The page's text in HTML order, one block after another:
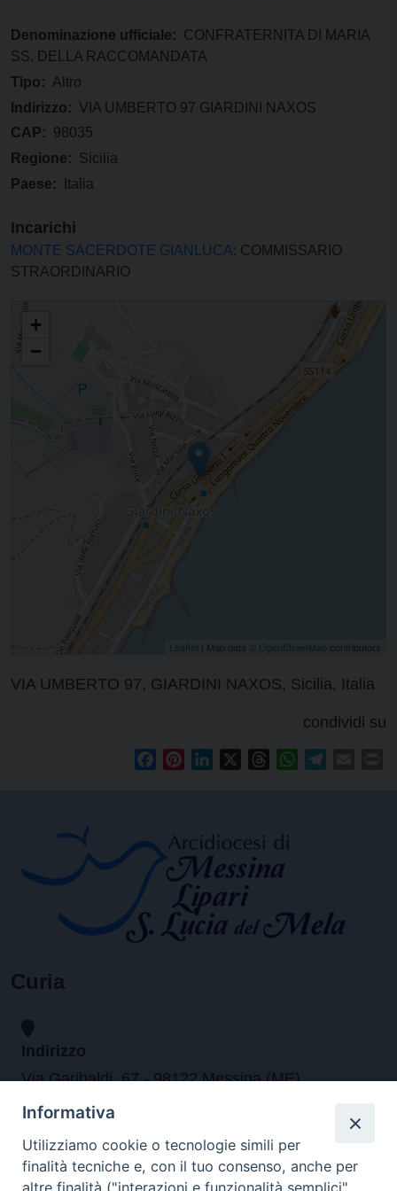
Denominazione ufficiale: CONFRATERNITA DI MARIA
SS. DELLA RACCOMANDATA
Tipo: Altro
Indirizzo: VIA UMBERTO 97 GIARDINI NAXOS
CAP: 98035
Regione: Sicilia
Paese:
Italia
Incarichi
MONTE SACERDOTE GIANLUCA: COMMISSARIO
STRAORDINARIO
CONFRATERNITA DI MARIA SS. DELLA RACCOMANDATA
+
−
Leaflet | Map data © OpenStreetMap contributors
VIA UMBERTO 97, GIARDINI NAXOS, Sicilia, Italia
condividi su
FacebookPinterestLinkedIn ThreadsWhatsApp
Curia
Indirizzo
Via Garibaldi, 67 - 98122 Messina (ME)
Orari
da lunedi al venerdi dalle ore 9.30 alle 12.30
Informativa
Utilizziamo cookie o tecnologie simili per
finalità tecniche e, con il tuo consenso, anche per